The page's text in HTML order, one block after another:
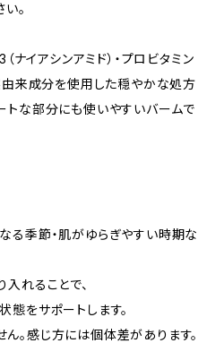
。
ナイアシンアミド）・プロビタミン
由来成分を使用した穏やかな処方
トな部分にも使いやすいバームで
る季節・肌がゆらぎやすい時期な
れることで、
態をサポートします。
。感じ方には個体差があります。